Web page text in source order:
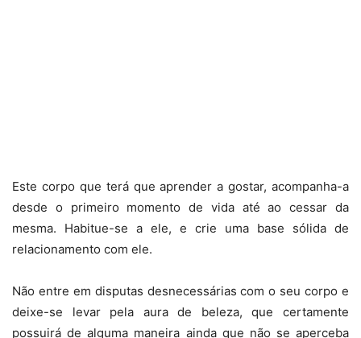
Este corpo que terá que aprender a gostar, acompanha-a
desde o primeiro momento de vida até ao cessar da
mesma. Habitue-se a ele, e crie uma base sólida de
relacionamento com ele.
Não entre em disputas desnecessárias com o seu corpo e
deixe-se levar pela aura de beleza, que certamente
possuirá de alguma maneira ainda que não se aperceba